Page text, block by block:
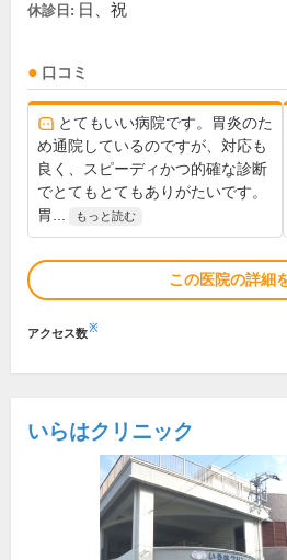
休診日: 日、祝
口コミ
とてもいい病院です。胃炎のた
め通院しているのですが、対応も
良く、スピーディかつ的確な診断
でとてもとてもありがたいです。
胃...
もっと読む
この医院の詳細
アクセス数※
いらはクリニック